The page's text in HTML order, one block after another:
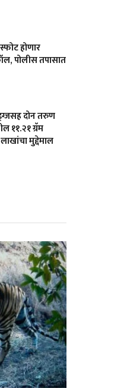
होणार
पोलीस तपासात
दोन तरुण
११.२१ ग्रॅम
मुद्देमाल